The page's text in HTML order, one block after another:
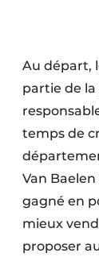
Au départ,
partie de la
temps de
Van
gagné en
mieux
proposer